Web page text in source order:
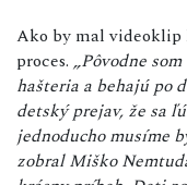
Ako by mal videoklip
proces. „Pôvodne
hašteria a behajú po
detský prejav, že sa
jednoducho musíme
zobral Miško